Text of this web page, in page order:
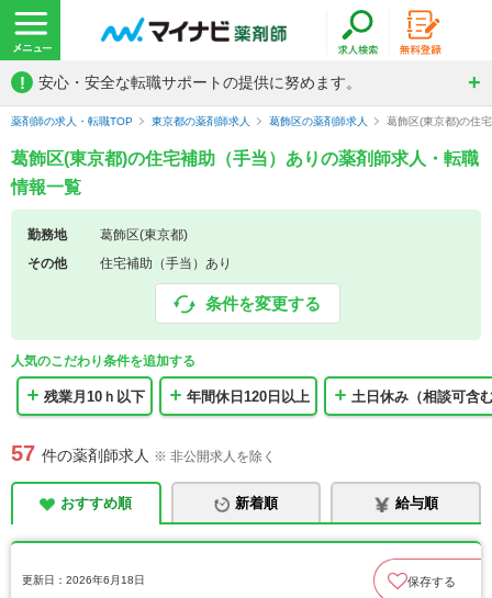
! 安心・安全な転職サポートの提供に努めます。
薬剤師の求人・転職TOP 東京都の薬剤師求人 葛飾区の薬剤師求人 葛飾区(東京都)の住
葛飾区(東京都)の住宅補助（手当）ありの薬剤師求人・転職
情報一覧
勤務地
葛飾区(東京都)
その他
住宅補助（手当）あり
条件を変更する
人気のこだわり条件を追加する
残業月10ｈ以下 年間休日120日以上 土日休み（相談可含
57 件の薬剤師求人 ※ 非公開求人を除く
おすすめ順 新着順 給与順
更新日：2026年6月18日 保存する